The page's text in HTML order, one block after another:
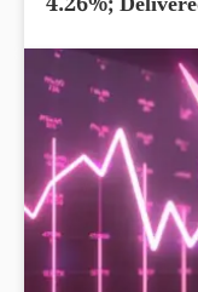
4.26%;